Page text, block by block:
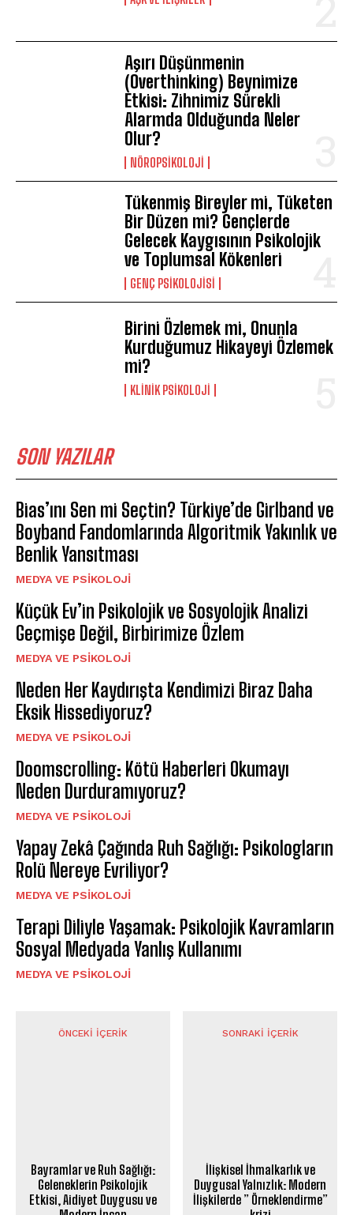
Aşırı Düşünmenin
(Overthinking) Beynimize
Etkisi: Zihnimiz Sürekli
Alarmda Olduğunda Neler
Olur?
NÖROPSIKOLOJI
Tükenmiş Bireyler mi, Tüketen
Bir Düzen mi? Gençlerde
Gelecek Kaygısının Psikolojik
ve Toplumsal Kökenleri
GENÇ PSIKOLOJISI
Birini Özlemek mi, Onunla
Kurduğumuz Hikayeyi Özlemek
mi?
KLINIK PSIKOLOJI
SON YAZILAR
Bias’ını Sen mi Seçtin? Türkiye’de Girlband ve
Boyband Fandomlarında Algoritmik Yakınlık ve
Benlik Yansıtması
MEDYA VE PSIKOLOJI
Küçük Ev’in Psikolojik ve Sosyolojik Analizi
Geçmişe Değil, Birbirimize Özlem
MEDYA VE PSIKOLOJI
Neden Her Kaydırışta Kendimizi Biraz Daha
Eksik Hissediyoruz?
MEDYA VE PSIKOLOJI
Doomscrolling: Kötü Haberleri Okumayı
Neden Durduramıyoruz?
MEDYA VE PSIKOLOJI
Yapay Zekâ Çağında Ruh Sağlığı: Psikologların
Rolü Nereye Evriliyor?
MEDYA VE PSIKOLOJI
Terapi Diliyle Yaşamak: Psikolojik Kavramların
Sosyal Medyada Yanlış Kullanımı
MEDYA VE PSIKOLOJI
ÖNCEKI İÇERIK
Bayramlar ve Ruh Sağlığı:
Geleneklerin Psikolojik
Etkisi, Aidiyet Duygusu ve
SONRAKI İÇERIK
İlişkisel İhmalkarlık ve
Duygusal Yalnızlık: Modern
İlişkilerde ” Örneklendirme”